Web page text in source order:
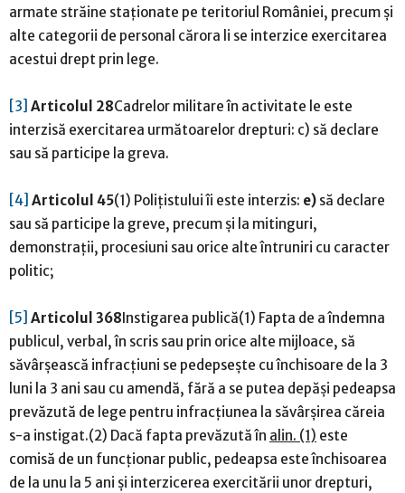
armate străine staționate pe teritoriul României, precum și
alte categorii de personal cărora li se interzice exercitarea
acestui drept prin lege.
[3] Articolul 28Cadrelor militare în activitate le este
interzisă exercitarea următoarelor drepturi: c) să declare
sau să participe la greva.
[4] Articolul 45(1) Polițistului îi este interzis: e) să declare
sau să participe la greve, precum și la mitinguri,
demonstrații, procesiuni sau orice alte întruniri cu caracter
politic;
[5] Articolul 368Instigarea publică(1) Fapta de a îndemna
publicul, verbal, în scris sau prin orice alte mijloace, să
săvârșească infracțiuni se pedepsește cu închisoare de la 3
luni la 3 ani sau cu amendă, fără a se putea depăși pedeapsa
prevăzută de lege pentru infracțiunea la săvârșirea căreia
s-a instigat.(2) Dacă fapta prevăzută în alin. (1) este
comisă de un funcționar public, pedeapsa este închisoarea
de la unu la 5 ani și interzicerea exercitării unor drepturi,